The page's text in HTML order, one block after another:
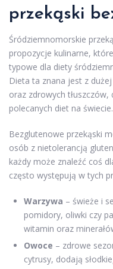
przekąski
Śródziemnomorskie
propozycje kulinarne,
typowe dla diety
Dieta ta znana jest z
oraz zdrowych
polecanych diet na świecie.
Bezglutenowe przekąski
osób z nietolerancją
każdy może znaleźć coś
często występują w tych
Warzywa – świeże i
pomidory, oliwki czy
witamin oraz
Owoce – zdrowe
cytrusy, dodają